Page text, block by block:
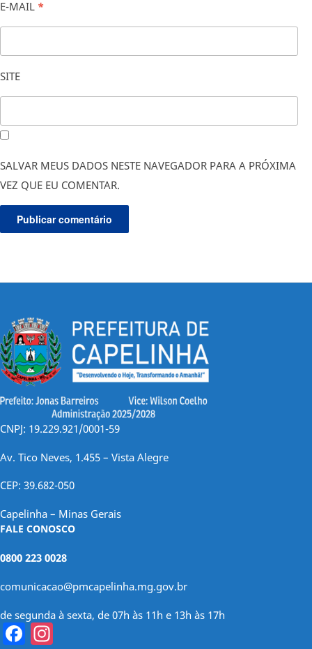
E-MAIL *
SITE
SALVAR MEUS DADOS NESTE NAVEGADOR PARA A PRÓXIMA
VEZ QUE EU COMENTAR.
CNPJ: 19.229.921/0001-59
Av. Tico Neves, 1.455 – Vista Alegre
CEP: 39.682-050
Capelinha – Minas Gerais
FALE CONOSCO
0800 223 0028
comunicacao@pmcapelinha.mg.gov.br
de segunda à sexta, de 07h às 11h e 13h às 17h
Facebook